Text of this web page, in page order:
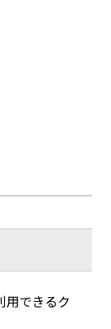
用できるク